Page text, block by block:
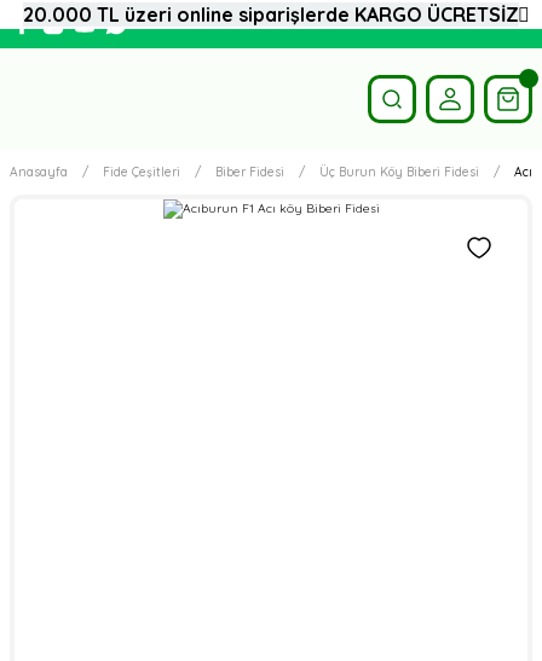
Anasayfa Fide Çeşitleri Biber Fidesi Üç Burun Köy Biberi Fidesi
20.000 TL üzeri online siparişlerde KARGO ÜCRETSİZ